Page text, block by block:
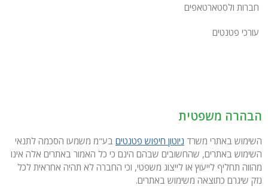
חברות ולסטארטאפים
עורכי פטנטים
הבהרה משפטית
השימוש באתרי משרד ניוטון חיפוש פטנטים בע"מ משמעו הסכמה לתנאי
השימוש באתרים, שהחשובים שבהם הינם כי כל האמור באתרים אלה אינו
מהווה תחליף לייעוץ או לייצוג משפטי, וכי החברה לא תהיה אחראית לכל
נזק שיגרם כתוצאה משימוש באתרים.